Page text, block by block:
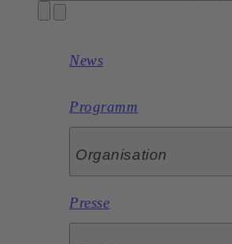
News
Programm
Organisation
Presse